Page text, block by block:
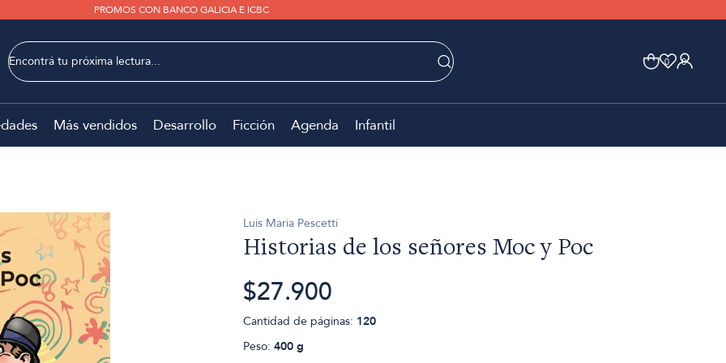
PROMOS CON BANCO GALICIA E ICBC
0 0
Más vendidos Desarrollo Ficción Agenda Infantil
Luis Maria Pescetti
Historias de los señores Moc y Poc
$27.900
Cantidad de páginas: 120
Peso: 400 g